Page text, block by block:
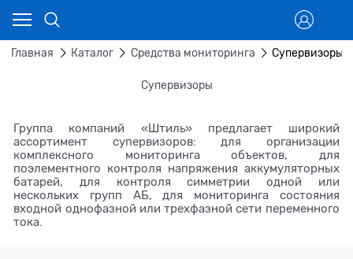
Главная Каталог Средства мониторинга Супервизоры
Супервизоры
Группа компаний «Штиль» предлагает широкий
ассортимент супервизоров: для организации
комплексного мониторинга объектов, для
поэлементного контроля напряжения аккумуляторных
батарей, для контроля симметрии одной или
нескольких групп АБ, для мониторинга состояния
входной однофазной или трехфазной сети переменного
тока.